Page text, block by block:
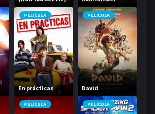
Braun Parody
PELICULA
En prácticas
PELICULA
David
PELICULA PELICULA